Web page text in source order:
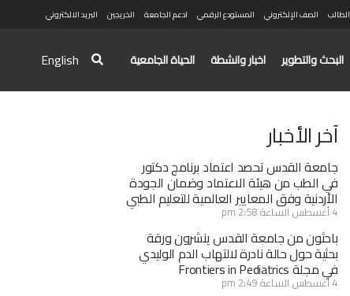
الطالب الصف الإلكتروني المستودع الرقمي ادعم الجامعة الخريجين البريد الالكتروني
البحث والتطوير اخبار وانشطة الحياة الجامعية English
آخر الأخبار
جامعة القدس تحصد اعتماد برنامج دكتور
في الطب من هيئة الاعتماد وضمان الجودة
الأردنية وفق المعايير العالمية للتعليم الطبي
4 أغسطس الساعة 2:58 pm
باحثون من جامعة القدس ينشرون ورقة
بحثية حول حالة نادرة لالتهاب الدم الوليدي
في مجلة Frontiers in Pediatrics
4 أغسطس الساعة 2:49 pm